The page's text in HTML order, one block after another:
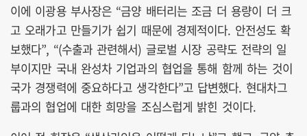
이에 이광용 부사장은 “금양 배터리는 조금 더 용량이 더 크
고 오래가고 만들기가 쉽기 때문에 경제적이다. 안전성도 확
보했다”, “(수출과 관련해서) 글로벌 시장 공략도 전략의 일
부이지만 국내 완성차 기업과의 협업을 통해 함께 하는 것이
국가 경쟁력에 중요하다고 생각한다”고 답변했다. 현대차그
룹과의 협업에 대한 희망을 조심스럽게 밝힌 것이다.